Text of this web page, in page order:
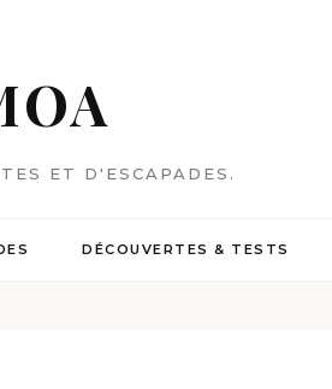
ET D'ESCAPADES.
DÉCOUVERTES & TESTS